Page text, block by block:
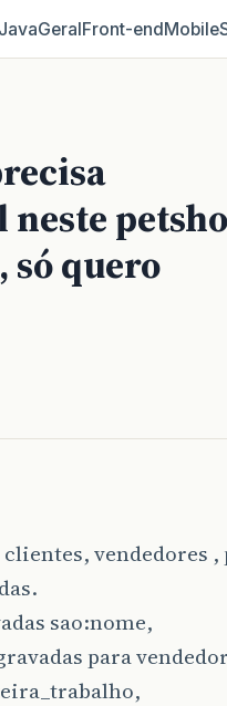
JavaGeralFront‑endMobile
só quero
vendedores ,
sao:nome,
para vendedor